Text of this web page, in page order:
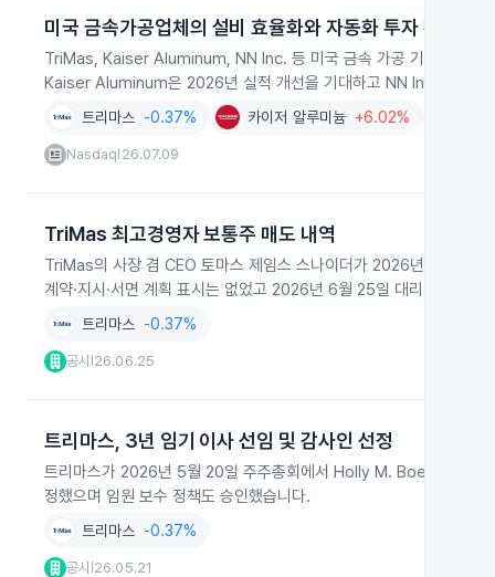
미국 금속가공업체의 설비 효율화와 자동화 투자 확대
TriMas, Kaiser Aluminum, NN Inc. 등 미국 금속 가공 기업들이 비
Kaiser Aluminum은 2026년 실적 개선을 기대하고 NN Inc.는 의료
트리마스 -0.37% 카이저 알루미늄 +6.02%
Nasdaq 26.07.09
TriMas 최고경영자 보통주 매도 내역
TriMas의 사장 겸 CEO 토마스 제임스 스나이더가 2026년 6월 24
계약·지시·서면 계획 표시는 없었고 2026년 6월 25일 대리인 조디
트리마스 -0.37%
공시 26.06.25
트리마스, 3년 임기 이사 선임 및 감사인 선정
트리마스가 2026년 5월 20일 주주총회에서 Holly M. Boehne와
정했으며 임원 보수 정책도 승인했습니다.
트리마스 -0.37%
공시 26.05.21